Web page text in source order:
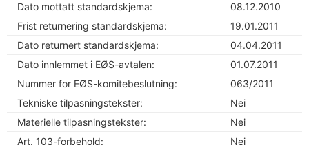
Dato mottatt standardskjema:
08.12.2010
Frist returnering standardskjema:
19.01.2011
Dato returnert standardskjema:
04.04.2011
Dato innlemmet i EØS-avtalen:
01.07.2011
Nummer for EØS-komitebeslutning:
063/2011
Tekniske tilpasningstekster:
Nei
Materielle tilpasningstekster:
Nei
Art. 103-forbehold:
Nei